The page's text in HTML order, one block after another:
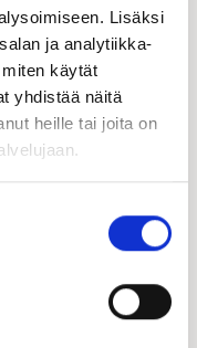
Lisäksi
ja analytiikka-
käytät
yhdistää näitä
heille tai joita on